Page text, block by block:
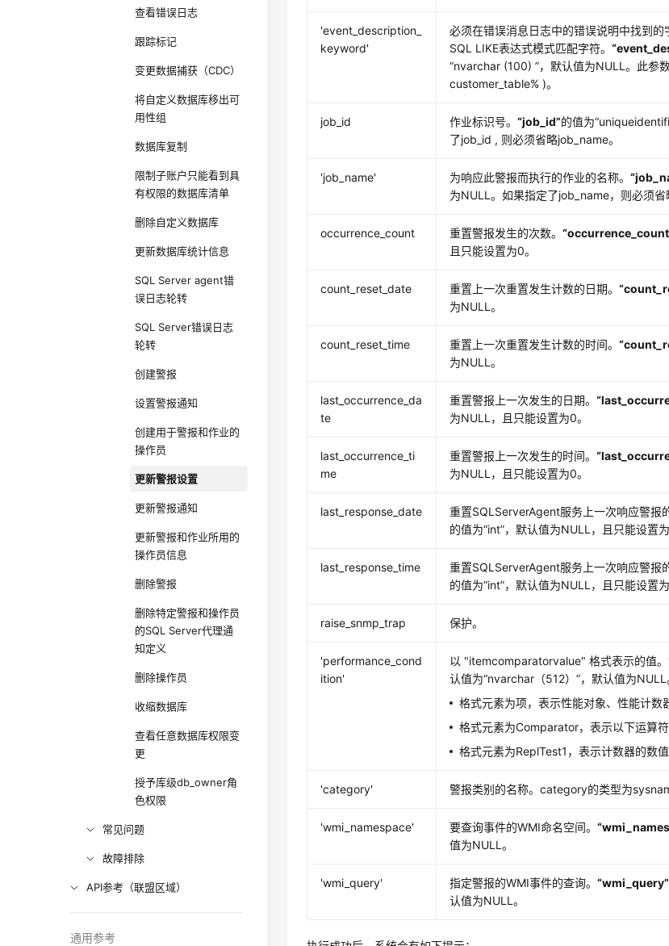
查看错误日志
跟踪标记
变更数据捕获（CDC）
将自定义数据库移出可
用性组
数据库复制
限制子账户只能看到具
有权限的数据库清单
删除自定义数据库
更新数据库统计信息
SQL Server agent错
误日志轮转
SQL Server错误日志
轮转
创建警报
设置警报通知
创建用于警报和作业的
操作员
更新警报设置
更新警报通知
更新警报和作业所用的
操作员信息
删除警报
删除特定警报和操作员
的SQL Server代理通
知定义
删除操作员
收缩数据库
查看任意数据库权限变
更
授予库级db_owner角
色权限
常见问题
故障排除
API参考（联盟区域）
通用参考
'event_description_
keyword'
必须在错误消息日志中的错误说明中找到
SQL LIKE表达式模式匹配字符。
“nvarchar (100) ”，默认值为NULL。此参
customer_table% )。
job_id 作业标识号。“job_id”的值为
了job_id , 则必须省略job_name。
'job_name' 为响应此警报而执行的作业的名称。
为NULL。如果指定了job_name，则必须省
occurrence_count 重置警报发生的次数。
且只能设置为0。
count_reset_date 重置上一次重置发生计数的日期。
为NULL。
count_reset_time 重置上一次重置发生计数的时间。
为NULL。
last_occurrence_da
te
重置警报上一次发生的日期。
为NULL，且只能设置为0。
last_occurrence_ti
me
重置警报上一次发生的时间。
为NULL，且只能设置为0。
last_response_date 重置SQLServerAgent服务上一次响应警报
的值为“int”，默认值为NULL，且只能设置为
last_response_time 重置SQLServerAgent服务上一次响应警报
的值为“int”，默认值为NULL，且只能设置为
raise_snmp_trap 保护。
'performance_cond
ition'
以 "itemcomparatorvalue" 格式表示的值。
认值为“nvarchar（512）”，默认值为NULL
格式元素为项，表示性能对象、性能计数
格式元素为Comparator，表示以下运算
格式元素为ReplTest1，表示计数器的数值
'category' 警报类别的名称。category的类型为
'wmi_namespace' 要查询事件的WMI命名空间。
值为NULL。
'wmi_query' 指定警报的WMI事件的查询。“wmi_query”
认值为NULL。